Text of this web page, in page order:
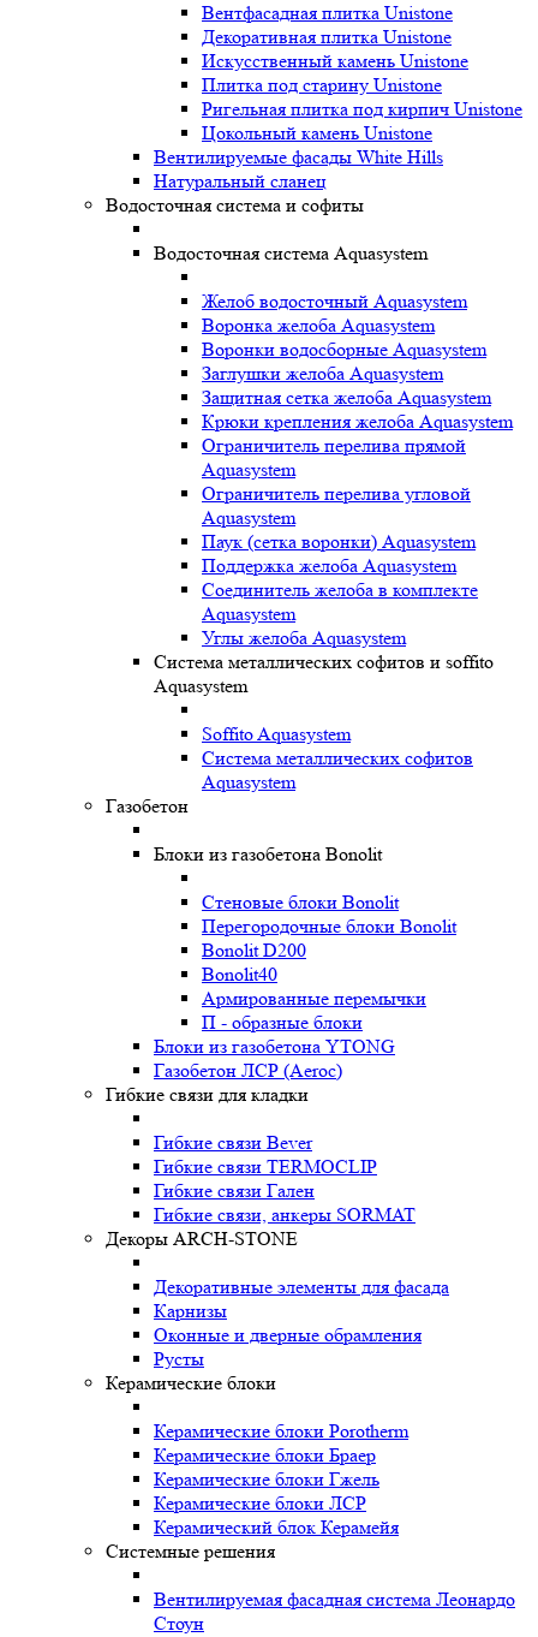
Вентфасадная плитка Unistone
Декоративная плитка Unistone
Искусственный камень Unistone
Плитка под старину Unistone
Ригельная плитка под кирпич Unistone
Цокольный камень Unistone
Вентилируемые фасады White Hills
Натуральный сланец
Водосточная система и софиты
Водосточная система Aquasystem
Желоб водосточный Aquasystem
Воронка желоба Aquasystem
Воронки водосборные Aquasystem
Заглушки желоба Aquasystem
Защитная сетка желоба Aquasystem
Крюки крепления желоба Aquasystem
Ограничитель перелива прямой
Aquasystem
Ограничитель перелива угловой
Aquasystem
Паук (сетка воронки) Aquasystem
Поддержка желоба Aquasystem
Соединитель желоба в комплекте
Aquasystem
Углы желоба Aquasystem
Система металлических софитов и soffito
Aquasystem
Soffito Aquasystem
Система металлических софитов
Aquasystem
Газобетон
Блоки из газобетона Bonolit
Стеновые блоки Bonolit
Перегородочные блоки Bonolit
Bonolit D200
Bonolit40
Армированные перемычки
П - образные блоки
Блоки из газобетона YTONG
Газобетон ЛСР (Aeroc)
Гибкие связи для кладки
Гибкие связи Bever
Гибкие связи TERMOCLIP
Гибкие связи Гален
Гибкие связи, анкеры SORMAT
Декоры ARCH-STONE
Декоративные элементы для фасада
Карнизы
Оконные и дверные обрамления
Русты
Керамические блоки
Керамические блоки Porotherm
Керамические блоки Браер
Керамические блоки Гжель
Керамические блоки ЛСР
Керамический блок Керамейя
Системные решения
Вентилируемая фасадная система Леонардо
Стоун